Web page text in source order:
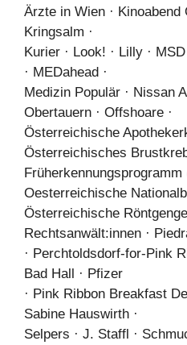
Ärzte in Wien · Kinoabend
Kringsalm ·
Kurier · Look! · Lilly ·
· MEDahead ·
Medizin Populär · Nissan
Obertauern · Offshoare ·
Österreichische
Österreichisches
Früherkennungsprogramm
Oesterreichische
Österreichische
Rechtsanwält:innen ·
· Perchtoldsdorf-for-Pink
Bad Hall · Pfizer
· Pink Ribbon Breakfast
Sabine Hauswirth ·
Selpers · J. Staffl ·